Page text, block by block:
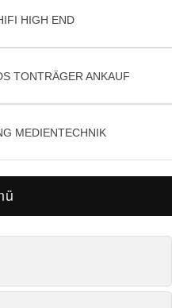
HIGH END
TONTRÄGER ANKAUF
MEDIENTECHNIK